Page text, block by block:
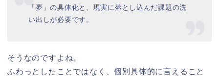
「夢」の具体化と、現実に落とし込んだ課題の洗
い出しが必要です。
そうなのですよね。
ふわっとしたことではなく、個別具体的に言えること